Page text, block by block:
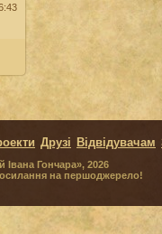
Гончара», 2026
на першоджерело!
Друзі Відвідувачам